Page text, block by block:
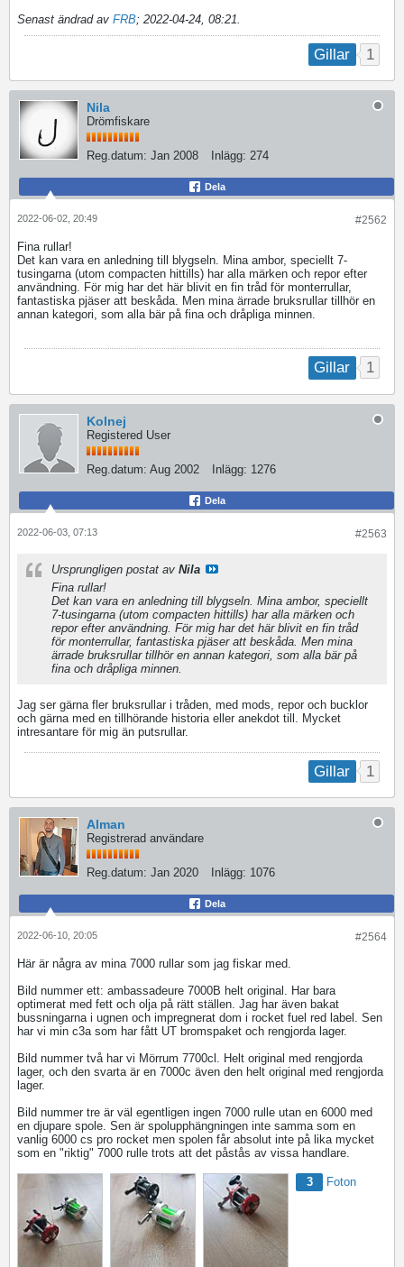
Senast ändrad av FRB; 2022-04-24, 08:21.
Gillar 1
Nila
Drömfiskare
Reg.datum: Jan 2008 Inlägg: 274
Dela
#2562
2022-06-02, 20:49
Fina rullar!
Det kan vara en anledning till blygseln. Mina ambor, speciellt 7-
tusingarna (utom compacten hittills) har alla märken och repor efter
användning. För mig har det här blivit en fin tråd för monterrullar,
fantastiska pjäser att beskåda. Men mina ärrade bruksrullar tillhör en
annan kategori, som alla bär på fina och dråpliga minnen.
Gillar 1
Kolnej
Registered User
Reg.datum: Aug 2002 Inlägg: 1276
Dela
#2563
2022-06-03, 07:13
Ursprungligen postat av Nila
Fina rullar!
Det kan vara en anledning till blygseln. Mina ambor, speciellt
7-tusingarna (utom compacten hittills) har alla märken och
repor efter användning. För mig har det här blivit en fin tråd
för monterrullar, fantastiska pjäser att beskåda. Men mina
ärrade bruksrullar tillhör en annan kategori, som alla bär på
fina och dråpliga minnen.
Jag ser gärna fler bruksrullar i tråden, med mods, repor och bucklor
och gärna med en tillhörande historia eller anekdot till. Mycket
intresantare för mig än putsrullar.
Gillar 1
Alman
Registrerad användare
Reg.datum: Jan 2020 Inlägg: 1076
Dela
#2564
2022-06-10, 20:05
Här är några av mina 7000 rullar som jag fiskar med.
Bild nummer ett: ambassadeure 7000B helt original. Har bara
optimerat med fett och olja på rätt ställen. Jag har även bakat
bussningarna i ugnen och impregnerat dom i rocket fuel red label. Sen
har vi min c3a som har fått UT bromspaket och rengjorda lager.
Bild nummer två har vi Mörrum 7700cl. Helt original med rengjorda
lager, och den svarta är en 7000c även den helt original med rengjorda
lager.
Bild nummer tre är väl egentligen ingen 7000 rulle utan en 6000 med
en djupare spole. Sen är spolupphängningen inte samma som en
vanlig 6000 cs pro rocket men spolen får absolut inte på lika mycket
som en "riktig" 7000 rulle trots att det påstås av vissa handlare.
3 Foton